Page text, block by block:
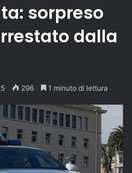
sorpreso
dalla
296 1 minuto di lettura